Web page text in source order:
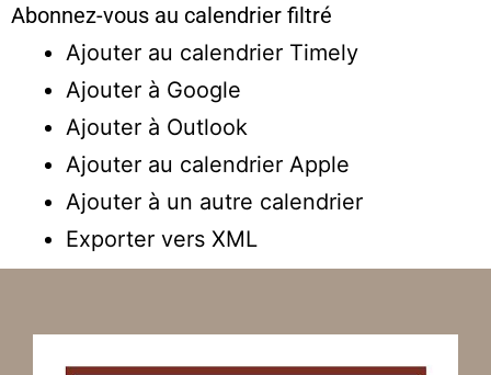
Abonnez-vous au calendrier filtré
Ajouter au calendrier Timely
Ajouter à Google
Ajouter à Outlook
Ajouter au calendrier Apple
Ajouter à un autre calendrier
Exporter vers XML